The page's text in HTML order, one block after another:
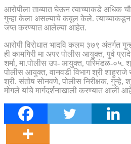
आरोपीला ताब्यात घेऊन त्याच्याकडे अधिक
गुन्हा केला असल्याचे कबूल केले. त्याच्याकडून
जप्त करण्यात आलेल्या आहेत.
आरोपी विरोधात भादवि कलम ३७९ अंतर्गत
ही कामगिरी मा अपर पोलीस आयुक्त, पुर्व
शर्मा, मा.पोलीस उप- आयुक्त, परिमंडळ-०५.
पोलीस आयुक्त, वानवडी विभाग श्री शाहुराजे
श्री. संतोष सोनवणे, पोलीस निरीक्षक, गुन्हे,
मोगले यांचे मार्गदर्शनाखाली करण्यात आली